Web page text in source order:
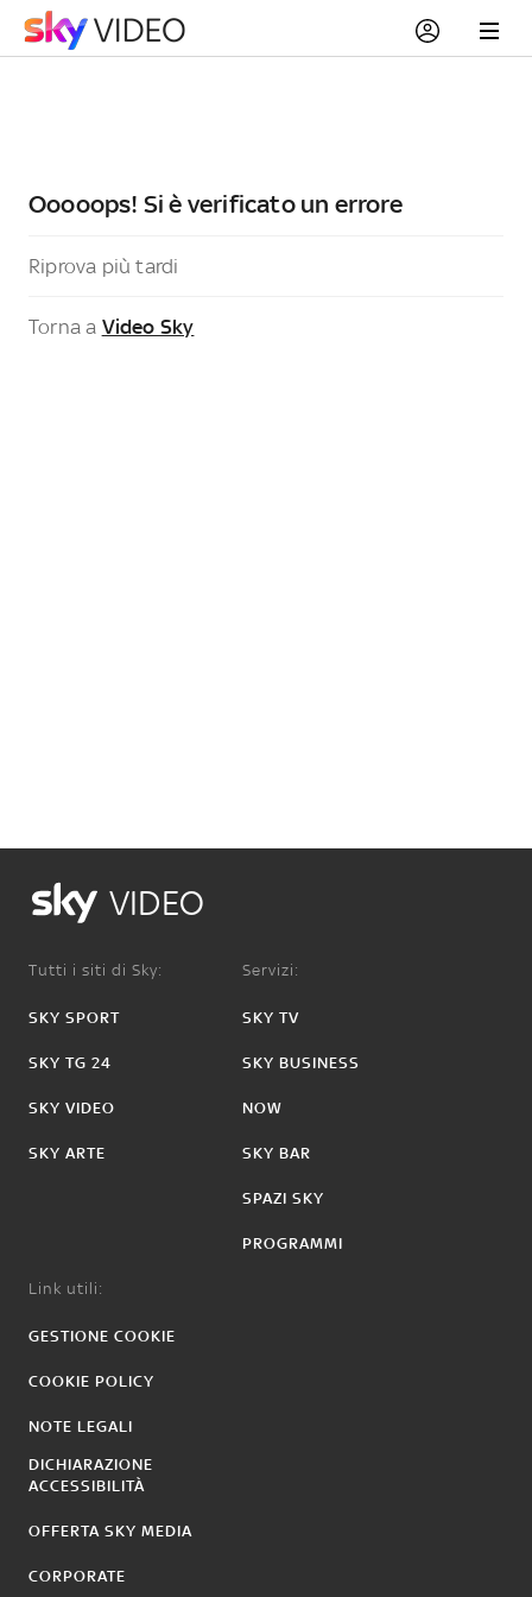
Ooooops! Si è verificato un errore
Riprova più tardi
Torna a Video Sky
VIDEO
Tutti i siti di Sky:
SKY SPORT
SKY TG 24
SKY VIDEO
SKY ARTE
Servizi:
SKY TV
SKY BUSINESS
NOW
SKY BAR
SPAZI SKY
PROGRAMMI
Link utili:
GESTIONE COOKIE
COOKIE POLICY
NOTE LEGALI
DICHIARAZIONE
ACCESSIBILITÀ
OFFERTA SKY MEDIA
CORPORATE